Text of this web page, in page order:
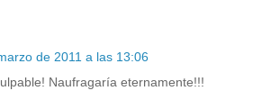
de 2011 a las 13:06
Naufragaría eternamente!!!